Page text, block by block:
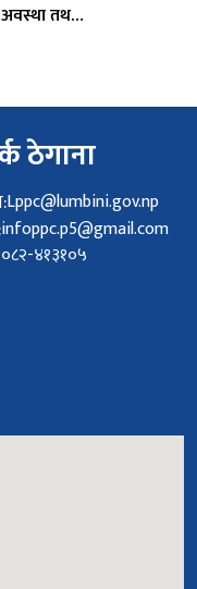
अवस्था तथ…
ठेगाना
Lppc@lumbini.gov.np
infoppc.p5@gmail.com
०८२-४१३१०५